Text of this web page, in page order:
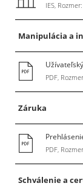
IES,
Manipulácia a
PDF,
Záruka
PDF,
Schválenie a